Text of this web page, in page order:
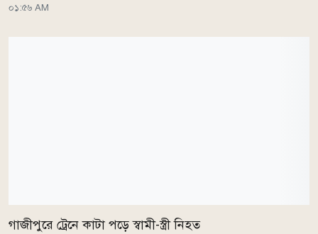
০১:৫৬ AM
গাজীপুরে ট্রেনে কাটা পড়ে স্বামী-স্ত্রী নিহত